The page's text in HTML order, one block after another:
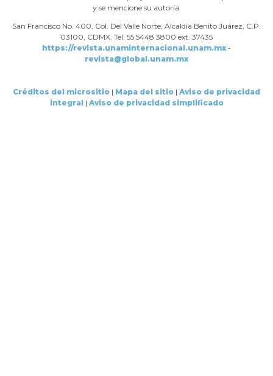
y se mencione su autoría.
San Francisco No. 400, Col. Del Valle Norte, Alcaldía Benito Juárez, C.P.
03100, CDMX. Tel. 55 5448 3800 ext. 37435
https://revista.unaminternacional.unam.mx -
revista@global.unam.mx
Créditos del micrositio | Mapa del sitio | Aviso de privacidad
integral| Aviso de privacidad simplificado